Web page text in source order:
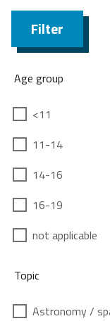
Filter
Age group
<11
11-14
14-16
16-19
not applicable
Topic
Astronomy /